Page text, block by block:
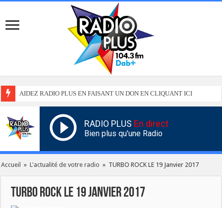
AIDEZ RADIO PLUS EN FAISANT UN DON EN CLIQUANT ICI
RADIO PLUS En direct
Bien plus qu'une Radio
Accueil » L'actualité de votre radio » TURBO ROCK LE 19 Janvier 2017
TURBO ROCK LE 19 Janvier 2017